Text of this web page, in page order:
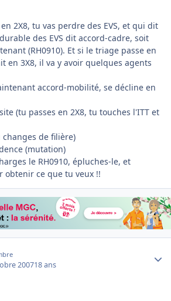
2X8, tu vas perdre des EVS, et qui dit
des EVS dit accord-cadre, soit
(RH0910). Et si le triage passe en
en 3X8, il va y avoir quelques agents
accord-mobilité, se décline en
(tu passes en 2X8, tu touches l'ITT et
de filière)
(mutation)
le RH0910, épluches-le, et
obtenir ce que tu veux !!
200718 ans